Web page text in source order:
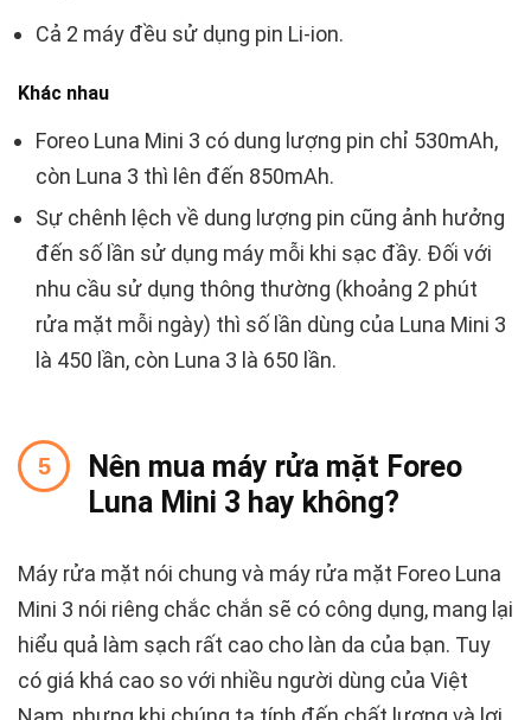
Cả 2 máy đều sử dụng pin Li-ion.
Khác nhau
Foreo Luna Mini 3 có dung lượng pin chỉ 530mAh,
còn Luna 3 thì lên đến 850mAh.
Sự chênh lệch về dung lượng pin cũng ảnh hưởng
đến số lần sử dụng máy mỗi khi sạc đầy. Đối với
nhu cầu sử dụng thông thường (khoảng 2 phút
rửa mặt mỗi ngày) thì số lần dùng của Luna Mini 3
là 450 lần, còn Luna 3 là 650 lần.
Nên mua máy rửa mặt Foreo
Luna Mini 3 hay không?
Máy rửa mặt nói chung và máy rửa mặt Foreo Luna
Mini 3 nói riêng chắc chắn sẽ có công dụng, mang lại
hiểu quả làm sạch rất cao cho làn da của bạn. Tuy
có giá khá cao so với nhiều người dùng của Việt